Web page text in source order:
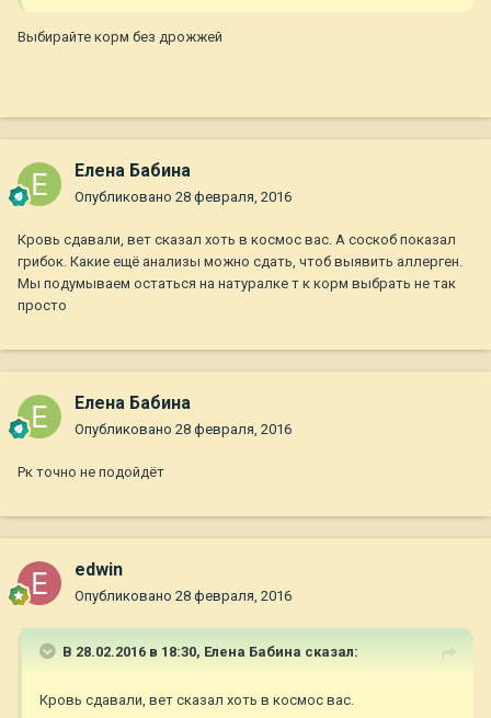
Выбирайте корм без дрожжей
Елена Бабина
Опубликовано 28 февраля, 2016
Кровь сдавали, вет сказал хоть в космос вас. А соскоб показал
грибок. Какие ещё анализы можно сдать, чтоб выявить аллерген.
Мы подумываем остаться на натуралке т к корм выбрать не так
просто
Елена Бабина
Опубликовано 28 февраля, 2016
Рк точно не подойдёт
edwin
Опубликовано 28 февраля, 2016
В 28.02.2016 в 18:30, Елена Бабина сказал:
Кровь сдавали, вет сказал хоть в космос вас.